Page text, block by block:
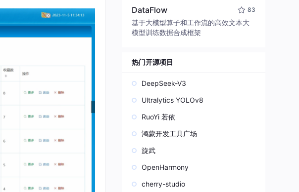
并能生成分辨率高达 2K、时长可达 15
秒的带原生立体声音频的视频。得益于
面向任务泛化的系统设计，H3 在预训练
模态指令。
DataFlow 83
基于大模型算子和工作流的高效文本大
模型训练数据合成框架
热门开源项目
DeepSeek-V3
Ultralytics YOLOv8
RuoYi 若依
鸿蒙开发工具广场
旋武
OpenHarmony
cherry-studio